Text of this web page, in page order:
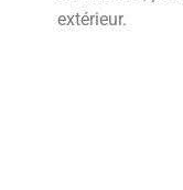
extérieur.